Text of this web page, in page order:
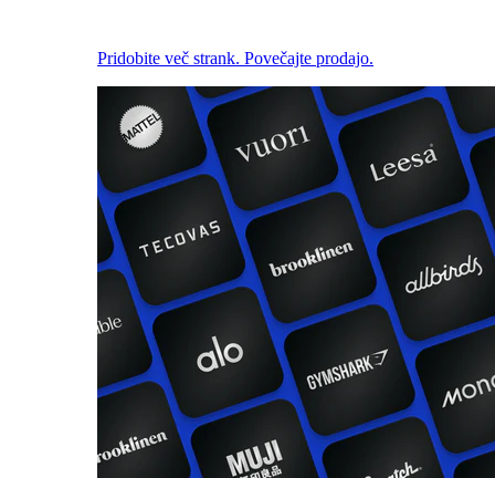
Pridobite več strank. Povečajte prodajo.